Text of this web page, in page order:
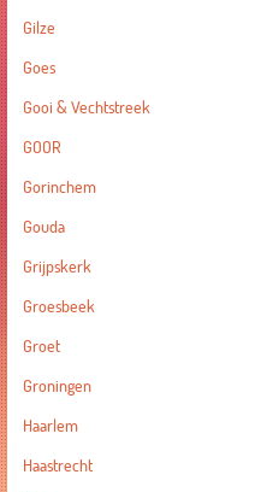
Gilze
Goes
Gooi & Vechtstreek
GOOR
Gorinchem
Gouda
Grijpskerk
Groesbeek
Groet
Groningen
Haarlem
Haastrecht